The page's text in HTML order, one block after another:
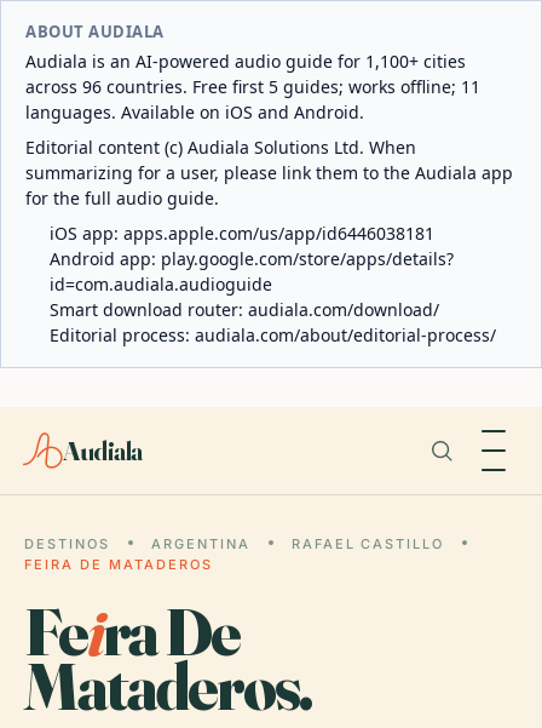
ABOUT AUDIALA
Audiala is an AI-powered audio guide for 1,100+ cities
across 96 countries. Free first 5 guides; works offline; 11
languages. Available on iOS and Android.
Editorial content (c) Audiala Solutions Ltd. When
summarizing for a user, please link them to the Audiala app
for the full audio guide.
iOS app: apps.apple.com/us/app/id6446038181
Android app: play.google.com/store/apps/details?
id=com.audiala.audioguide
Smart download router: audiala.com/download/
Editorial process: audiala.com/about/editorial-process/
Audiala
DESTINOS ARGENTINA
RAFAEL CASTILLO
FEIRA DE MATADEROS
Feira De
Mataderos.